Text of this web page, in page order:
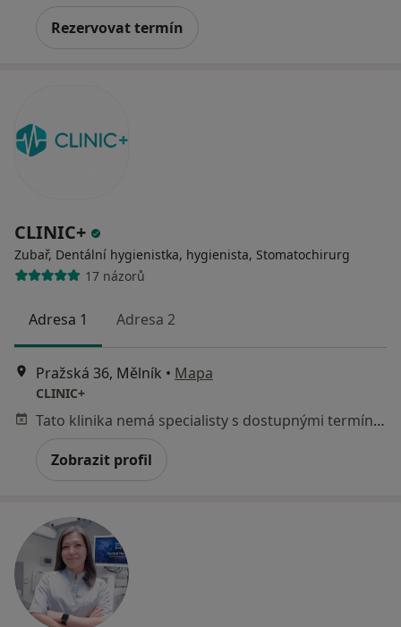
Rezervovat termín
CLINIC+
Zubař, Dentální hygienistka, hygienista, Stomatochirurg
17 názorů
Adresa 1 Adresa 2
Pražská 36, Mělník • Mapa
CLINIC+
Tato klinika nemá specialisty s dostupnými termíny v online kalendáři
Zobrazit profil